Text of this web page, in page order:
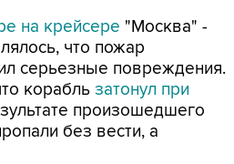
на крейсере "Москва" -
что пожар
серьезные повреждения.
корабль затонул при
произошедшего
без вести, а